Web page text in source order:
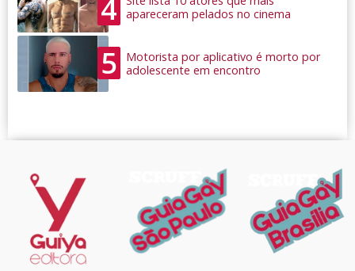
4
apareceram pelados no cinema
5
Motorista por aplicativo é morto por
adolescente em encontro